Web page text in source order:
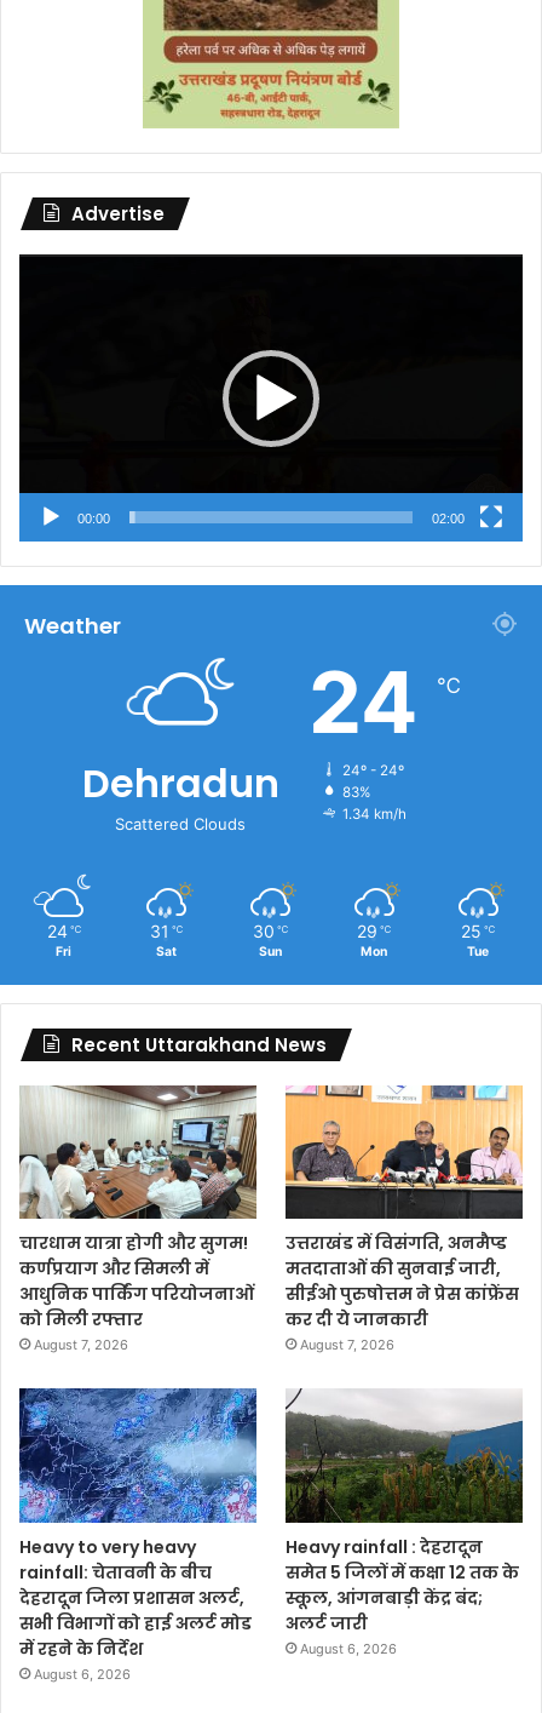
Advertise
00:00 02:00
Weather
Dehradun
Scattered Clouds
24 ℃
24º - 24º
83%
1.34 km/h
24 ℃
Fri
31 ℃
Sat
30 ℃
Sun
29 ℃
Mon
25 ℃
Tue
Recent Uttarakhand News
चारधाम यात्रा होगी और सुगम!
कर्णप्रयाग और सिमली में
आधुनिक पार्किंग परियोजनाओं
को मिली रफ्तार
August 7, 2026
उत्तराखंड में विसंगति, अनमैप्ड
मतदाताओं की सुनवाई जारी,
सीईओ पुरुषोत्तम ने प्रेस कांफ्रेंस
कर दी ये जानकारी
August 7, 2026
Heavy to very heavy
rainfall: चेतावनी के बीच
देहरादून जिला प्रशासन अलर्ट,
सभी विभागों को हाई अलर्ट मोड
में रहने के निर्देश
August 6, 2026
Heavy rainfall : देहरादून
समेत 5 जिलों में कक्षा 12 तक के
स्कूल, आंगनबाड़ी केंद्र बंद;
अलर्ट जारी
August 6, 2026